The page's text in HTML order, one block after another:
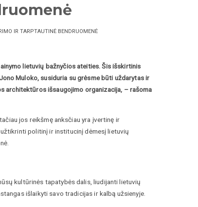
IR TARPTAUTINĖ BENDRUOMENĖ
lietuvių bažnyčios ateities. Šis išskirtinis
Muloko, susiduria su grėsme būti uždarytas ir
architektūros išsaugojimo organizacija, – rašoma
jos reikšmę anksčiau yra įvertinę ir
politinį ir institucinį dėmesį lietuvių
kultūrinės tapatybės dalis, liudijanti lietuvių
išlaikyti savo tradicijas ir kalbą užsienyje.